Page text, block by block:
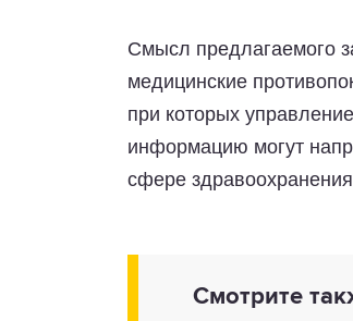
Смысл предлагаемого
медицинские
при которых
информацию могут
сфере
Смотрите